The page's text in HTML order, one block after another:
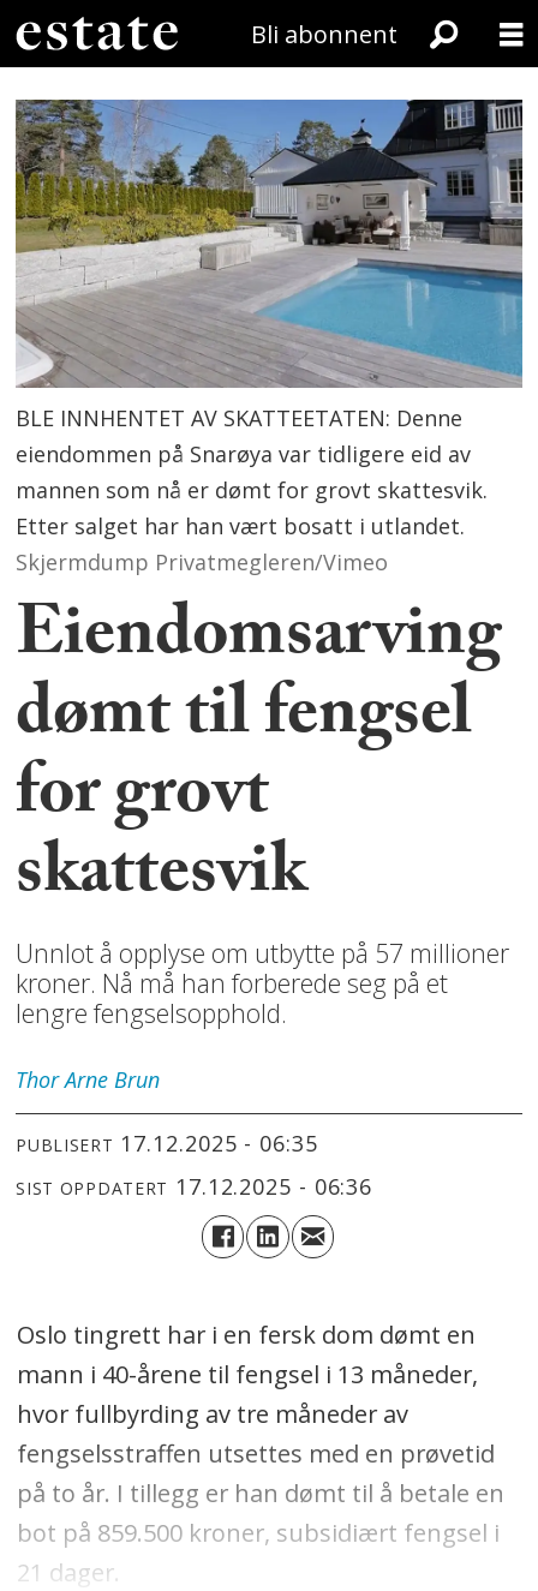
Bli abonnent
BLE INNHENTET AV SKATTEETATEN: Denne
eiendommen på Snarøya var tidligere eid av
mannen som nå er dømt for grovt skattesvik.
Etter salget har han vært bosatt i utlandet.
Skjermdump Privatmegleren/Vimeo
Eiendomsarving
dømt til fengsel
for grovt
skattesvik
Unnlot å opplyse om utbytte på 57 millioner
kroner. Nå må han forberede seg på et
lengre fengselsopphold.
Thor Arne Brun
PUBLISERT 17.12.2025 - 06:35
SIST OPPDATERT 17.12.2025 - 06:36
Oslo tingrett har i en fersk dom dømt en
mann i 40-årene til fengsel i 13 måneder,
hvor fullbyrding av tre måneder av
fengselsstraffen utsettes med en prøvetid
på to år. I tillegg er han dømt til å betale en
bot på 859.500 kroner, subsidiært fengsel i
21 dager.